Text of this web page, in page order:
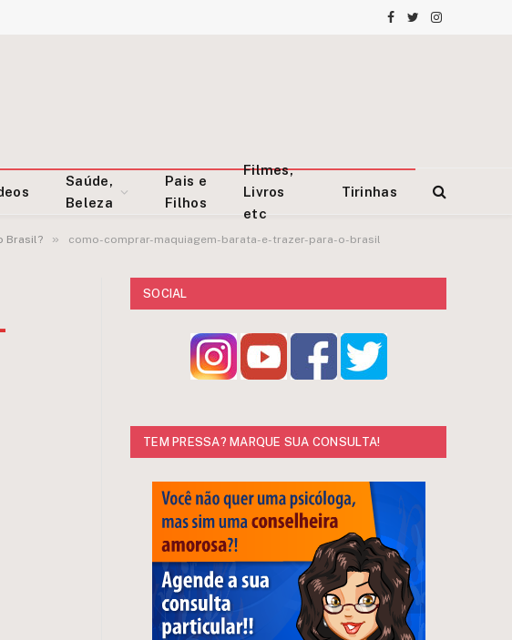
Facebook
TwitterInstagram
Saúde,
Beleza
Pais e
Filhos
Filmes,
Livros
etc
Tirinhas
Brasil? » como-comprar-maquiagem-barata-e-trazer-para-o-brasil
SOCIAL
TEM PRESSA? MARQUE SUA CONSULTA!